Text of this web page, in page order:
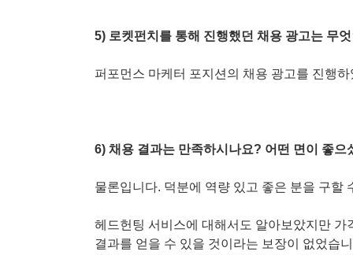
5) 로켓펀치를 통해 진행했던 채용 광고는 무
퍼포먼스 마케터 포지션의 채용 광고를 진행
6) 채용 결과는 만족하시나요? 어떤 면이 좋으
물론입니다. 덕분에 역량 있고 좋은 분을 구할
헤드헌팅 서비스에 대해서도 알아보았지만
결과를 얻을 수 있을 것이라는 보장이 없었습